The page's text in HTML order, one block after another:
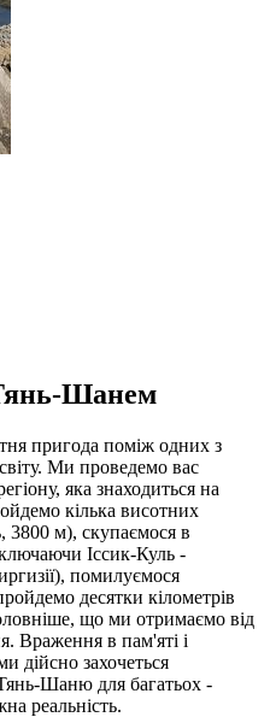
Шанем
пригода поміж одних з
Ми проведемо вас
яка знаходиться на
кілька висотних
3800 м), скупаємося в
Іссик-Куль -
помилуємося
десятки кілометрів
що ми отримаємо від
Враження в пам'яті і
дійсно захочеться
Шаню для багатьох -
реальність.